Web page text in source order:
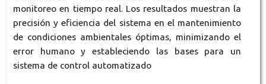
monitoreo en tiempo real. Los resultados muestran la
precisión y eficiencia del sistema en el mantenimiento
de condiciones ambientales óptimas, minimizando el
error humano y estableciendo las bases para un
sistema de control automatizado